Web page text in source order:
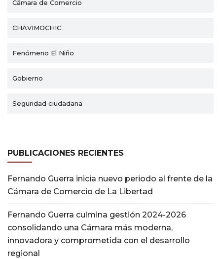
Cámara de Comercio
CHAVIMOCHIC
Fenómeno El Niño
Gobierno
Seguridad ciudadana
PUBLICACIONES RECIENTES
Fernando Guerra inicia nuevo periodo al frente de la
Cámara de Comercio de La Libertad
Fernando Guerra culmina gestión 2024-2026
consolidando una Cámara más moderna,
innovadora y comprometida con el desarrollo
regional